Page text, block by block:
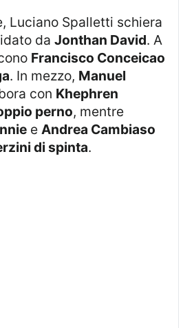
daJonthan David. A
Francisco Conceicao
. In mezzo, Manuel
con Khephren
perno, mentre
e Andrea Cambiaso
di spinta.